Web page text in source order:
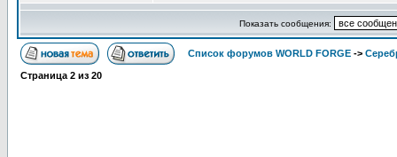
Показать сообщения:
Список форумов WORLD FORGE ->
Страница 2 из 20